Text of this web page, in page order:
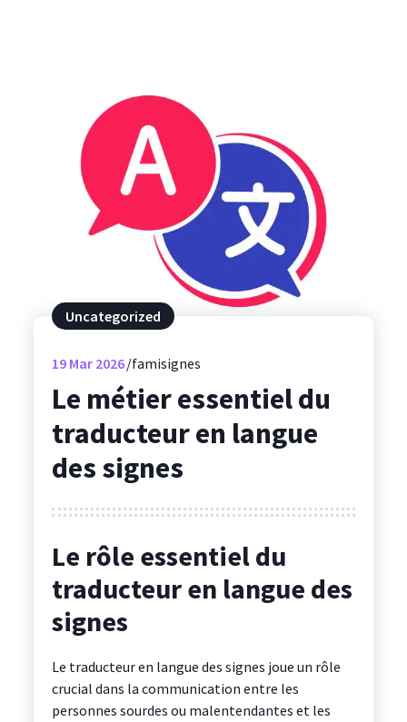
Uncategorized
19Mar 2026 famisignes
Le métier essentiel du
traducteur en langue
des signes
Le rôle essentiel du
traducteur en langue des
signes
Le traducteur en langue des signes joue un rôle
crucial dans la communication entre les
personnes sourdes ou malentendantes et les